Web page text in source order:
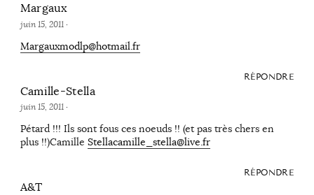
Margaux
juin 15, 2011·
Margauxmodlp@hotmail.fr
RÉPONDRE
Camille-Stella
juin 15, 2011·
Pétard !!! Ils sont fous ces noeuds !! (et pas très chers en
plus !!)Camille Stellacamille_stella@live.fr
RÉPONDRE
A&T